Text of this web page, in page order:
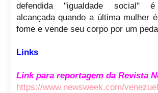
defendida "igualdade social" é
alcançada quando a última mulher
fome e vende seu corpo por um
Links
Link para reportagem da Revista
https://www.newsweek.com/